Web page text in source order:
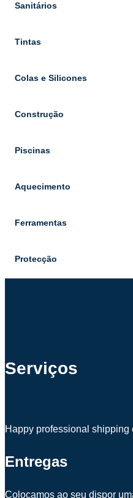
Sanitários
Tintas
Colas e Silicones
Construção
Piscinas
Aquecimento
Ferramentas
Protecção
Serviços
Happy professional
Entregas
Colocamos ao seu dispor